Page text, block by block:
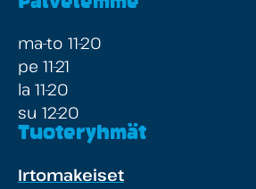
Palvelemme
ma-to 11-20
pe 11-21
la 11-20
su 12-20
Tuoteryhmät
Irtomakeiset